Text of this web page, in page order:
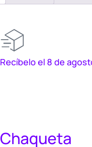
Recíbelo el 8 de
Chaqueta